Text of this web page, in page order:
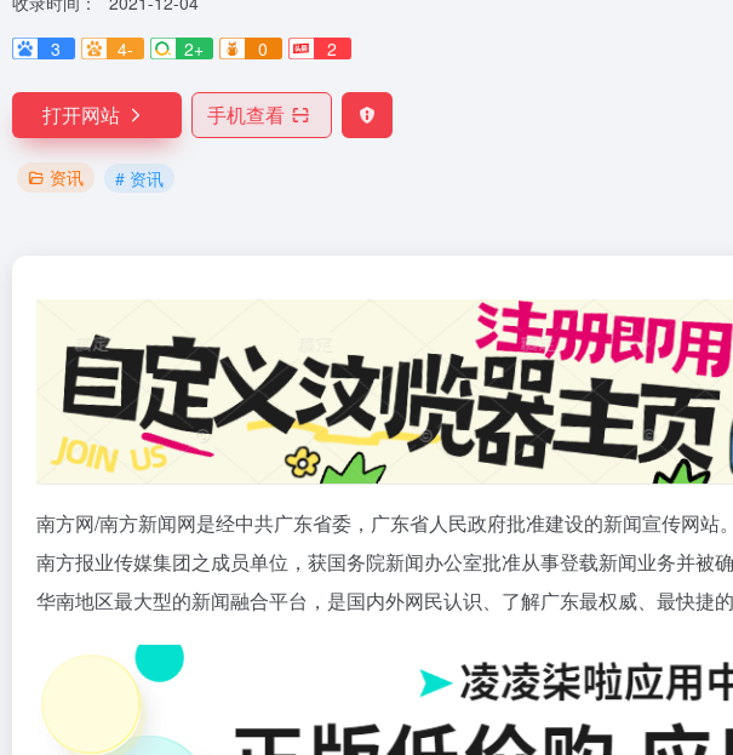
3
4- 2+ 0 2
打开网站 手机查看
资讯 # 资讯
南方网/南方新闻网是经中共广东省委，广东省人民政府批准建设的新闻宣传网
南方报业传媒集团之成员单位，获国务院新闻办公室批准从事登载新闻业务并被
华南地区最大型的新闻融合平台，是国内外网民认识、了解广东最权威、最快捷的